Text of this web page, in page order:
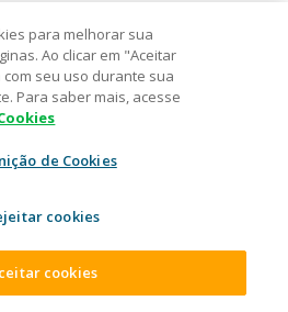
investimentos, que são em sua
à variação da inflação e taxa Selic.
pode resgatar quando quiser.
e o risco, baixo.
quanto tem disponível para investir
para melhorar sua
Ao clicar em "Aceitar
seu uso durante sua
Para saber mais, acesse
de Cookies
cookies
cookies